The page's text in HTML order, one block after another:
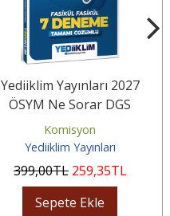
Yediiklim Yayınları 2027
ÖSYM Ne Sorar DGS
Sayısal Sözel Yetenek
Tamamı...
Komisyon
Yediiklim Yayınları
399,00TL 259,35TL
Sepete Ekle